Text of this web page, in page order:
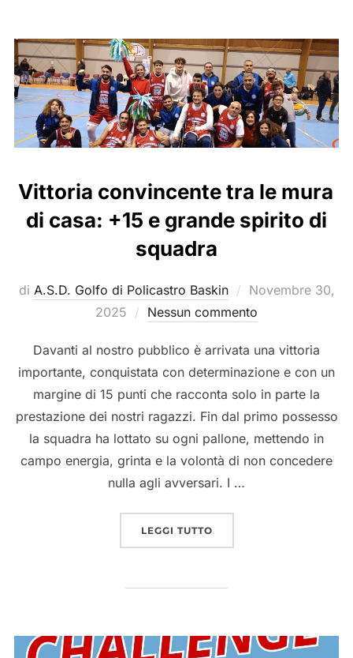
Vittoria convincente tra le mura
di casa: +15 e grande spirito di
squadra
di A.S.D. Golfo di Policastro Baskin
Pubblicato
il
Novembre 30,
2025
Nessun commento
Davanti al nostro pubblico è arrivata una vittoria
importante, conquistata con determinazione e con un
margine di 15 punti che racconta solo in parte la
prestazione dei nostri ragazzi. Fin dal primo possesso
la squadra ha lottato su ogni pallone, mettendo in
campo energia, grinta e la volontà di non concedere
nulla agli avversari. I …
LEGGI TUTTO“VITTORIA